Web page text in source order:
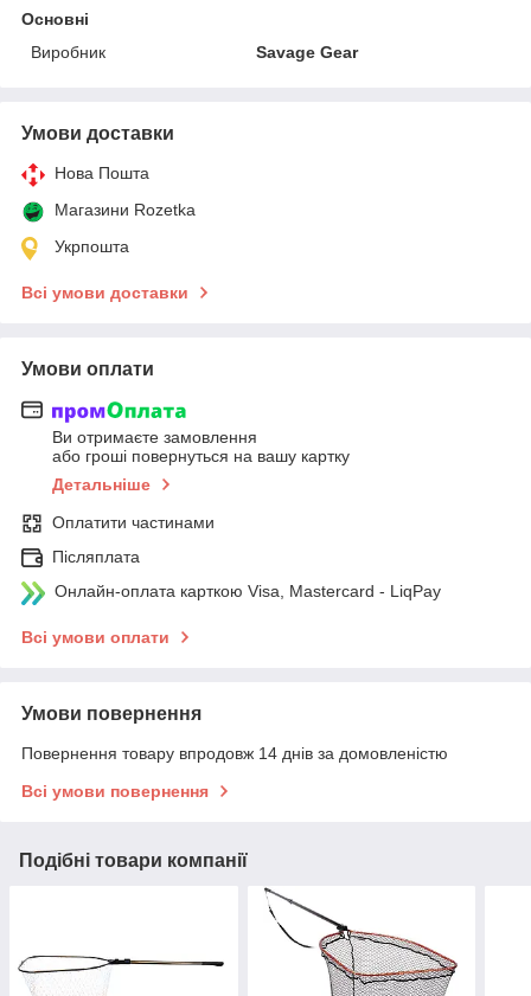
Основні
Виробник
Savage Gear
Умови доставки
Нова Пошта
Магазини Rozetka
Укрпошта
Всі умови доставки
Умови оплати
Ви отримаєте замовлення
або гроші повернуться на вашу картку
Детальніше
Оплатити частинами
Післяплата
Онлайн-оплата карткою Visa, Mastercard - LiqPay
Всі умови оплати
Умови повернення
Повернення товару впродовж 14 днів за домовленістю
Всі умови повернення
Подібні товари компанії